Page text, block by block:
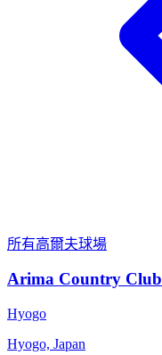
所有高爾夫球場
Arima Country Club
Hyogo
Hyogo, Japan